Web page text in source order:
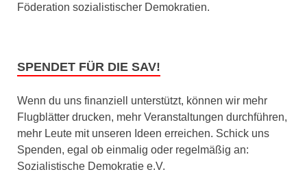
Föderation sozialistischer Demokratien.
SPENDET FÜR DIE SAV!
Wenn du uns finanziell unterstützt, können wir mehr
Flugblätter drucken, mehr Veranstaltungen durchführen,
mehr Leute mit unseren Ideen erreichen. Schick uns
Spenden, egal ob einmalig oder regelmäßig an:
Sozialistische Demokratie e.V.